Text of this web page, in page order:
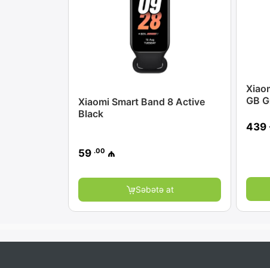
Xiaomi Smart Band 8 Active
Black
59 .00 ₼
Səbətə at
GB
439